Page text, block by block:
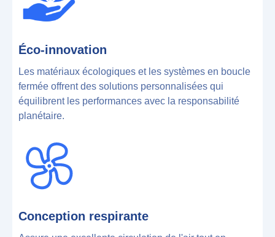
Éco-innovation
Les matériaux écologiques et les systèmes en boucle
fermée offrent des solutions personnalisées qui
équilibrent les performances avec la responsabilité
planétaire.
Conception respirante